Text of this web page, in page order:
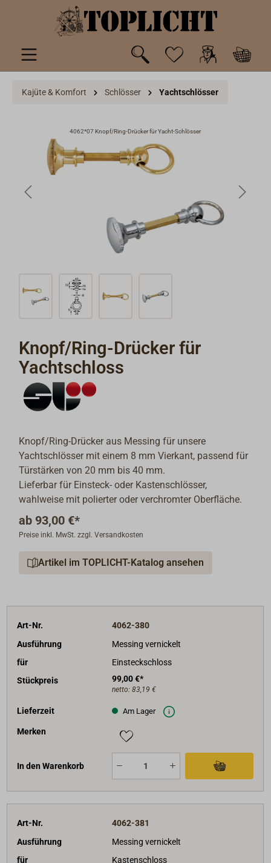
springen
Kajüte & Komfort Schlösser Yachtschlösser
4062*07 Knopf/Ring-Drücker für Yacht-Schlösser
Knopf/Ring-Drücker für
Yachtschloss
Knopf/Ring-Drücker aus Messing für unsere
Yachtschlösser mit einem 8 mm Vierkant, passend für
Türstärken von 20 mm bis 40 mm.
Lieferbar für Einsteck- oder Kastenschlösser,
wahlweise mit polierter oder verchromter Oberfläche.
ab 93,00 €*
Preise inkl. MwSt. zzgl. Versandkosten
Artikel im TOPLICHT-Katalog ansehen
Art-Nr.
4062-380
Ausführung
Messing vernickelt
für
Einsteckschloss
Stückpreis
99,00 €*
netto: 83,19 €
Lieferzeit Am Lager
Merken
In den Warenkorb
Art-Nr.
4062-381
Ausführung
Messing vernickelt
für
Kastenschloss